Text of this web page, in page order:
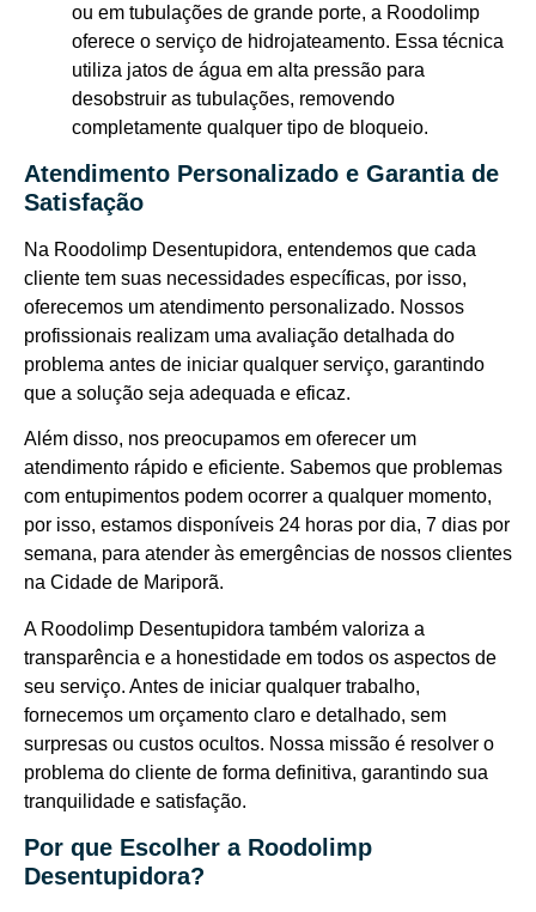
ou em tubulações de grande porte, a Roodolimp
oferece o serviço de hidrojateamento. Essa técnica
utiliza jatos de água em alta pressão para
desobstruir as tubulações, removendo
completamente qualquer tipo de bloqueio.
Atendimento Personalizado e Garantia de
Satisfação
Na Roodolimp Desentupidora, entendemos que cada
cliente tem suas necessidades específicas, por isso,
oferecemos um atendimento personalizado. Nossos
profissionais realizam uma avaliação detalhada do
problema antes de iniciar qualquer serviço, garantindo
que a solução seja adequada e eficaz.
Além disso, nos preocupamos em oferecer um
atendimento rápido e eficiente. Sabemos que problemas
com entupimentos podem ocorrer a qualquer momento,
por isso, estamos disponíveis 24 horas por dia, 7 dias por
semana, para atender às emergências de nossos clientes
na Cidade de Mariporã.
A Roodolimp Desentupidora também valoriza a
transparência e a honestidade em todos os aspectos de
seu serviço. Antes de iniciar qualquer trabalho,
fornecemos um orçamento claro e detalhado, sem
surpresas ou custos ocultos. Nossa missão é resolver o
problema do cliente de forma definitiva, garantindo sua
tranquilidade e satisfação.
Por que Escolher a Roodolimp
Desentupidora?